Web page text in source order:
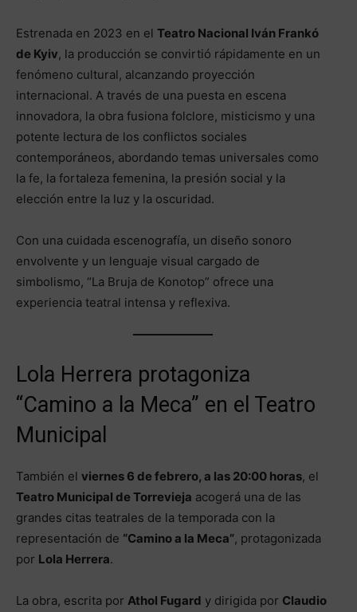
Estrenada en 2023 en el Teatro Nacional Iván Frankó
de Kyiv, la producción se convirtió rápidamente en un
fenómeno cultural, alcanzando proyección
internacional. A través de una puesta en escena
innovadora, la obra fusiona folclore, misticismo y una
potente lectura de los conflictos sociales
contemporáneos, abordando temas universales como
la fe, la fortaleza femenina, la presión social y la
elección entre la luz y la oscuridad.
Con una cuidada escenografía, un diseño sonoro
envolvente y un lenguaje visual cargado de
simbolismo, “La Bruja de Konotop” ofrece una
experiencia teatral intensa y reflexiva.
Lola Herrera protagoniza
“Camino a la Meca” en el Teatro
Municipal
También el viernes 6 de febrero, a las 20:00 horas, el
Teatro Municipal de Torrevieja acogerá una de las
grandes citas teatrales de la temporada con la
representación de “Camino a la Meca”, protagonizada
por Lola Herrera.
La obra, escrita por Athol Fugard y dirigida por Claudio